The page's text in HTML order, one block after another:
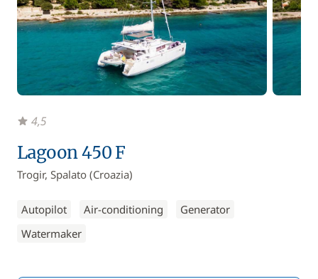
Lagoon 450 F
Trogir, Spalato (Croazia)
Autopilot Air-conditioning
Generator
Watermaker
4,5